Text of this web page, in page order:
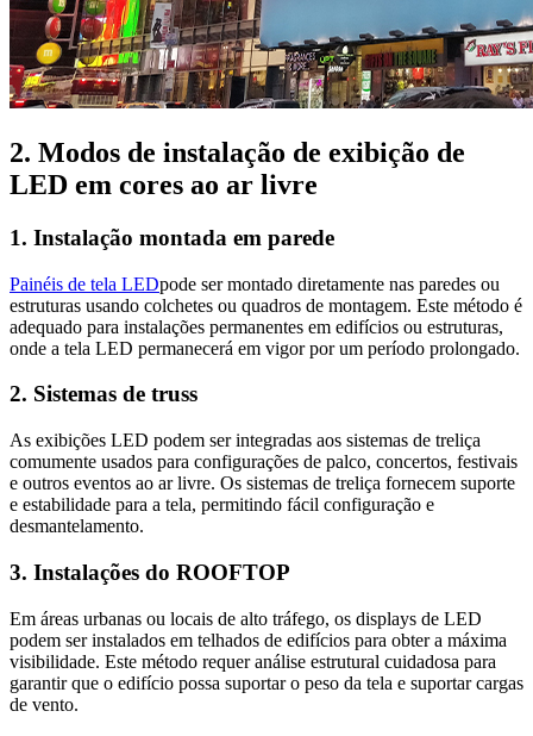
2. Modos de instalação de exibição de
LED em cores ao ar livre
1. Instalação montada em parede
Painéis de tela LEDpode ser montado diretamente nas paredes ou
estruturas usando colchetes ou quadros de montagem. Este método é
adequado para instalações permanentes em edifícios ou estruturas,
onde a tela LED permanecerá em vigor por um período prolongado.
2. Sistemas de truss
As exibições LED podem ser integradas aos sistemas de treliça
comumente usados ​​para configurações de palco, concertos, festivais
e outros eventos ao ar livre. Os sistemas de treliça fornecem suporte
e estabilidade para a tela, permitindo fácil configuração e
desmantelamento.
3. Instalações do ROOFTOP
Em áreas urbanas ou locais de alto tráfego, os displays de LED
podem ser instalados em telhados de edifícios para obter a máxima
visibilidade. Este método requer análise estrutural cuidadosa para
garantir que o edifício possa suportar o peso da tela e suportar cargas
de vento.